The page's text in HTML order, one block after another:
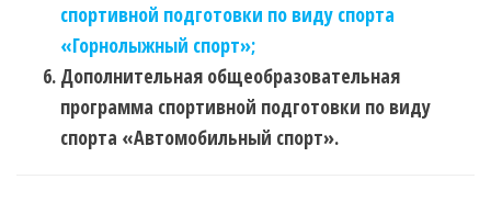
спортивной подготовки по виду спорта
«Горнолыжный спорт»;
Дополнительная общеобразовательная
программа спортивной подготовки по виду
спорта «Автомобильный спорт».